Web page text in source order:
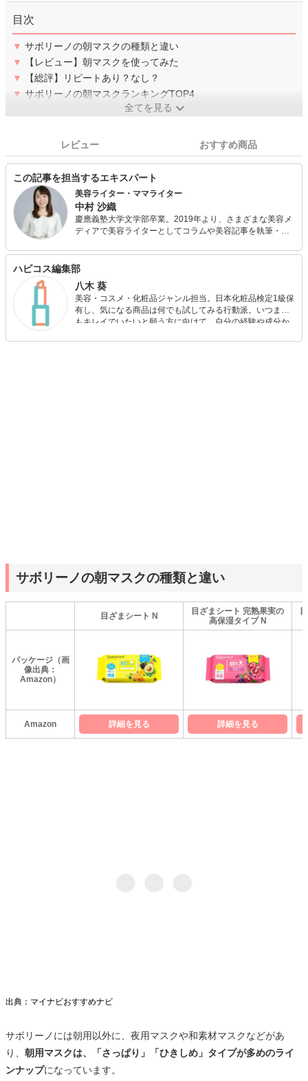
目次
▼ サボリーノの朝マスクの種類と違い
▼
【レビュー】朝マスクを使ってみた
▼
【総評】リピートあり？なし？
▼ サボリーノの朝マスクランキングTOP4
全てを見る
レビュー おすすめ商品
この記事を担当するエキスパート
美容ライター・ママライター
中村 沙織
慶應義塾大学文学部卒業。2019年より、さまざまな美容メ
ディアで美容ライターとしてコラムや美容記事を執筆・連
専門家として、美容記事の監修にも携わっています。さら
に、自身で美容サイトを運営し、自身の経験をもとにした
ています。
ハピコス編集部
八木 葵
美容・コスメ・化粧品ジャンル担当。日本化粧品検定1級保
有し、気になる商品は何でも試してみる行動派。いつまで
もキレイでいたいと願う方に向けて、自分の経験や成分か
サボリーノの朝マスクの種類と違い
目ざまシート N
目ざまシート 完熟果実の
高保湿タイプ N
パッケージ（画
像出典：
Amazon）
Amazon 詳細を見る 詳細を見る
出典：マイナビおすすめナビ
サボリーノには朝用以外に、夜用マスクや和素材マスクなどがあ
り、 朝用マスクは、「さっぱり」「ひきしめ」タイプが多めのライ
ンナップになっています。